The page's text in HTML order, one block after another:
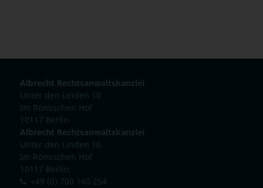
Albrecht Rechtsanwaltskanzlei
Unter den Linden 10
Im Römischen Hof
10117 Berlin
Albrecht Rechtsanwaltskanzlei
Unter den Linden 10
Im Römischen Hof
10117 Berlin
+49 (0) 700 140 254